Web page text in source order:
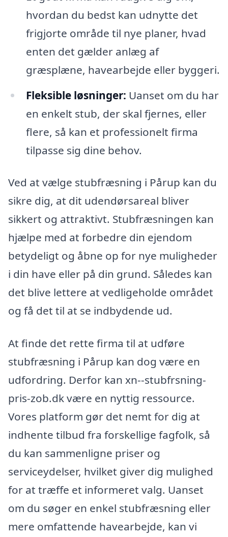
hvordan du bedst kan udnytte det
frigjorte område til nye planer, hvad
enten det gælder anlæg af
græsplæne, havearbejde eller byggeri.
Fleksible løsninger: Uanset om du har
en enkelt stub, der skal fjernes, eller
flere, så kan et professionelt firma
tilpasse sig dine behov.
Ved at vælge stubfræsning i Pårup kan du
sikre dig, at dit udendørsareal bliver
sikkert og attraktivt. Stubfræsningen kan
hjælpe med at forbedre din ejendom
betydeligt og åbne op for nye muligheder
i din have eller på din grund. Således kan
det blive lettere at vedligeholde området
og få det til at se indbydende ud.
At finde det rette firma til at udføre
stubfræsning i Pårup kan dog være en
udfordring. Derfor kan xn--stubfrsning-
pris-zob.dk være en nyttig ressource.
Vores platform gør det nemt for dig at
indhente tilbud fra forskellige fagfolk, så
du kan sammenligne priser og
serviceydelser, hvilket giver dig mulighed
for at træffe et informeret valg. Uanset
om du søger en enkel stubfræsning eller
mere omfattende havearbejde, kan vi